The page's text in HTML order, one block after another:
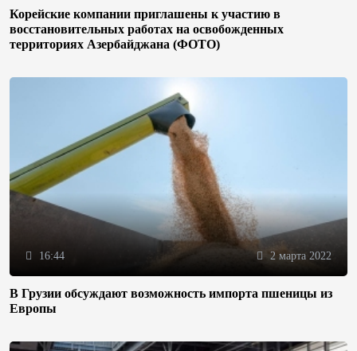
Корейские компании приглашены к участию в
восстановительных работах на освобожденных
территориях Азербайджана (ФОТО)
16:44 2 марта 2022
В Грузии обсуждают возможность импорта пшеницы из
Европы